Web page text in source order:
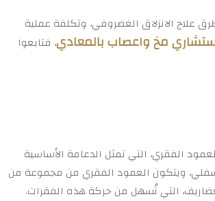
علاج الانزلاق الغضروفي، وتكلفة عملية
مخ واعصاب بالمعادي، فتابعوا
الفقري، التي تمثل الدعامة الأساسية
ويتكون العمود الفقري من مجموعة من
التي تُسهل من حركة هذه الفقرات.